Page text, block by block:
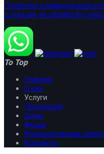
Политика
Согласие на обработку
To Top
Главная
О нас
Услуги
Продукция
Цены
Акции
Корпоративным
Контакты